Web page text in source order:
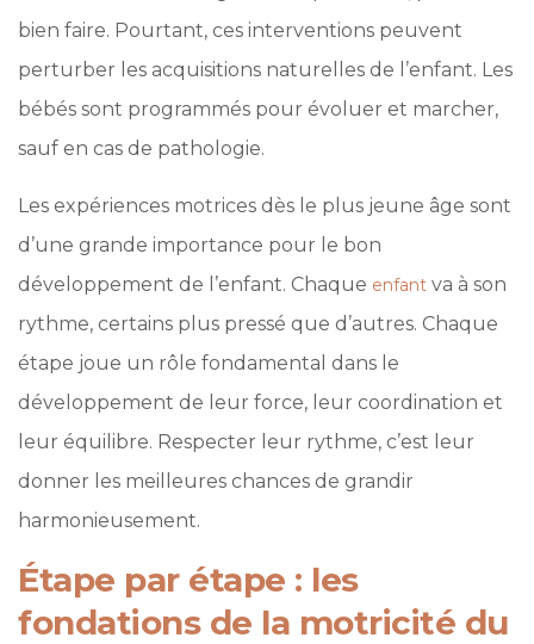
bien faire. Pourtant, ces interventions peuvent
perturber les acquisitions naturelles de l’enfant. Les
bébés sont programmés pour évoluer et marcher,
sauf en cas de pathologie.
Les expériences motrices dès le plus jeune âge sont
d’une grande importance pour le bon
développement de l’enfant. Chaque enfant va à son
rythme, certains plus pressé que d’autres. Chaque
étape joue un rôle fondamental dans le
développement de leur force, leur coordination et
leur équilibre. Respecter leur rythme, c’est leur
donner les meilleures chances de grandir
harmonieusement.
Étape par étape : les
fondations de la motricité du